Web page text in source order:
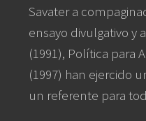
Savater a
ensayo divulgativo y
(1991), Política para
(1997) han ejercido
un referente para